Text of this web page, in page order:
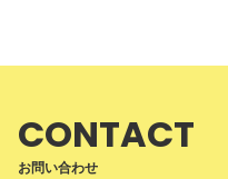
CONTACT
お問い合わせ